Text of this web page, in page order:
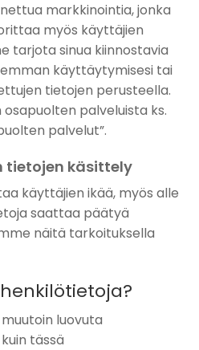
markkinointia, jonka
myös käyttäjien
tarjota sinua kiinnostavia
käyttäytymisesi tai
tietojen perusteella.
palveluista ks.
palvelut”.
tietojen käsittely
käyttäjien ikää, myös alle
saattaa päätyä
näitä tarkoituksella
luovuta
tässä